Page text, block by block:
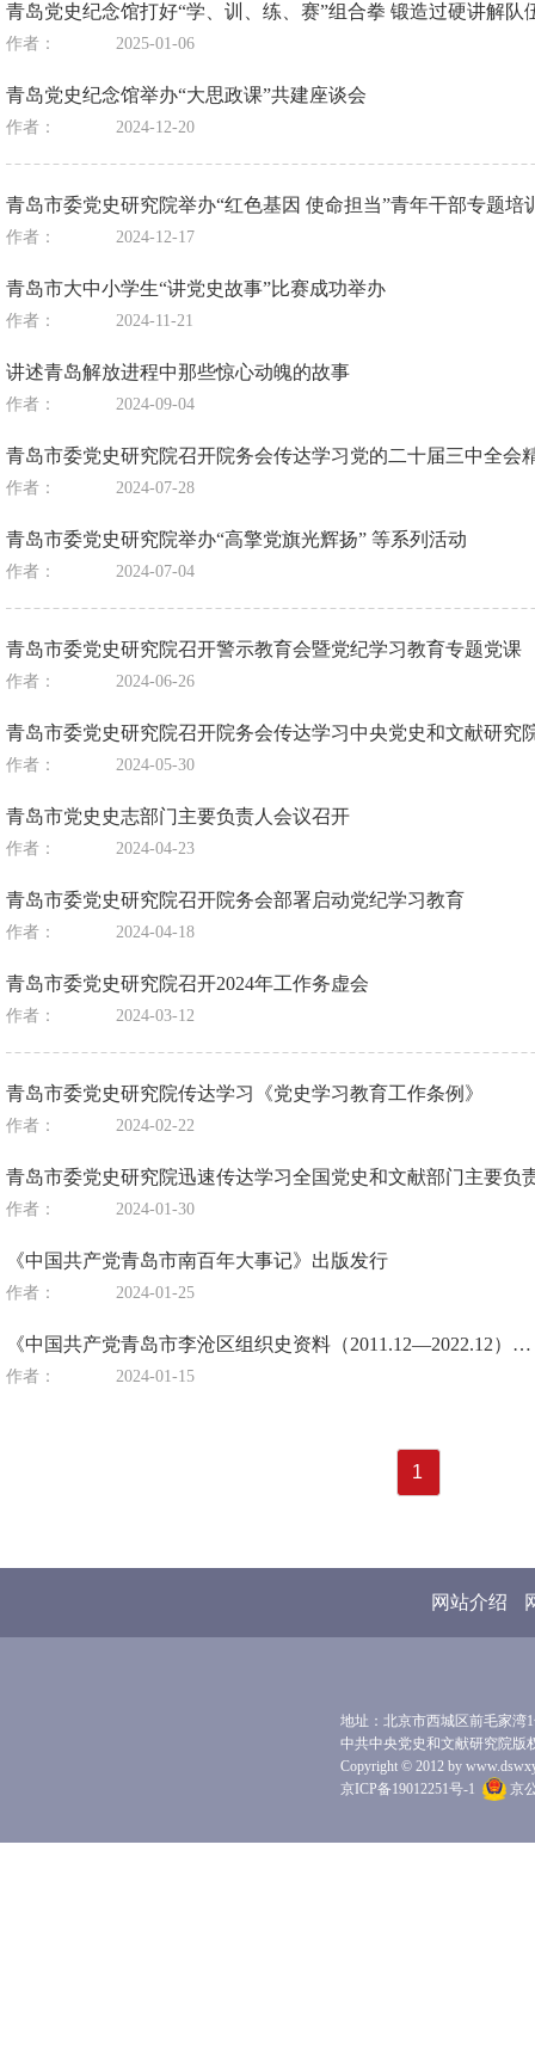
青岛党史纪念馆打好“学、训、练、赛”组合拳 锻造过硬讲解队
作者： 2025-01-06
青岛党史纪念馆举办“大思政课”共建座谈会
作者： 2024-12-20
青岛市委党史研究院举办“红色基因 使命担当”青年干部专题培
作者： 2024-12-17
青岛市大中小学生“讲党史故事”比赛成功举办
作者： 2024-11-21
讲述青岛解放进程中那些惊心动魄的故事
作者： 2024-09-04
青岛市委党史研究院召开院务会传达学习党的二十届三中全会
作者： 2024-07-28
青岛市委党史研究院举办“高擎党旗光辉扬” 等系列活动
作者： 2024-07-04
青岛市委党史研究院召开警示教育会暨党纪学习教育专题党课
作者： 2024-06-26
青岛市委党史研究院召开院务会传达学习中央党史和文献研
作者： 2024-05-30
青岛市党史史志部门主要负责人会议召开
作者： 2024-04-23
青岛市委党史研究院召开院务会部署启动党纪学习教育
作者： 2024-04-18
青岛市委党史研究院召开2024年工作务虚会
作者： 2024-03-12
青岛市委党史研究院传达学习《党史学习教育工作条例》
作者： 2024-02-22
青岛市委党史研究院迅速传达学习全国党史和文献部门主要负
作者： 2024-01-30
《中国共产党青岛市南百年大事记》出版发行
作者： 2024-01-25
《中国共产党青岛市李沧区组织史资料（2011.12—2022.12）…
作者： 2024-01-15
1
网站介绍
地址：北京市西城区前毛家湾
中共中央党史和文献研究院版
Copyright © 2012 by
京ICP备19012251号-1
京